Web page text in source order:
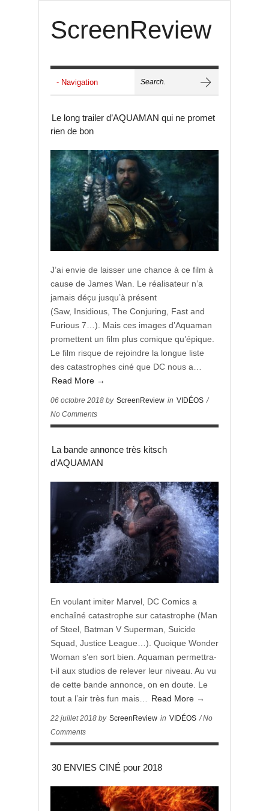
ScreenReview
Le long trailer d’AQUAMAN qui ne promet
rien de bon
J’ai envie de laisser une chance à ce film à
cause de James Wan. Le réalisateur n’a
jamais déçu jusqu’à présent
(Saw, Insidious, The Conjuring, Fast and
Furious 7…). Mais ces images d’Aquaman
promettent un film plus comique qu’épique.
Le film risque de rejoindre la longue liste
des catastrophes ciné que DC nous a…
Read More →
06 octobre 2018 by ScreenReview in VIDÉOS /
No Comments
La bande annonce très kitsch
d’AQUAMAN
En voulant imiter Marvel, DC Comics a
enchaîné catastrophe sur catastrophe (Man
of Steel, Batman V Superman, Suicide
Squad, Justice League…). Quoique Wonder
Woman s’en sort bien. Aquaman permettra-
t-il aux studios de relever leur niveau. Au vu
de cette bande annonce, on en doute. Le
tout a l’air très fun mais…
Read More →
22 juillet 2018 by ScreenReview in VIDÉOS / No
Comments
30 ENVIES CINÉ pour 2018